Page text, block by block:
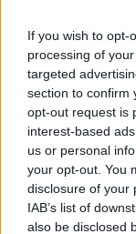
If you wish to opt-
processing of
targeted
section to confirm
opt-out request is
interest-based
us or personal
your opt-out. You
disclosure of your
IAB’s list of
also be disclosed
manapság
De kik is ők?
blogger, egy
fodrászunk is,
samponjáról
eladásokat
kutatásából
millió aktív
tevékenykedik
befolyásos,